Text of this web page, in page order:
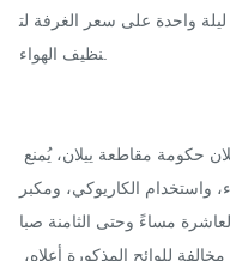
واحدة على سعر الغرفة لت
نظيف الهواء.
واستخدام الكاريوكي، ومكبر
مساءً وحتى الثامنة صبا